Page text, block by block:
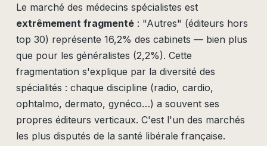
Le marché des médecins spécialistes est
extrêmement fragmenté: "Autres" (éditeurs hors
top 30) représente 16,2% des cabinets — bien plus
que pour les généralistes (2,2%). Cette
fragmentation s'explique par la diversité des
spécialités : chaque discipline (radio, cardio,
ophtalmo, dermato, gynéco…) a souvent ses
propres éditeurs verticaux. C'est l'un des marchés
les plus disputés de la santé libérale française.